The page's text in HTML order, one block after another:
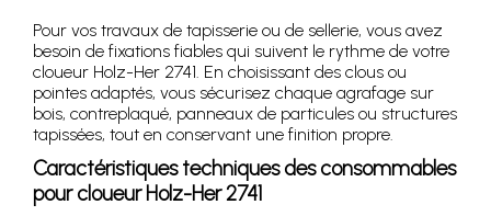
Pour vos travaux de tapisserie ou de sellerie, vous avez
besoin de fixations fiables qui suivent le rythme de votre
cloueur Holz-Her 2741. En choisissant des clous ou
pointes adaptés, vous sécurisez chaque agrafage sur
bois, contreplaqué, panneaux de particules ou structures
tapissées, tout en conservant une finition propre.
Caractéristiques techniques des consommables
pour cloueur Holz-Her 2741